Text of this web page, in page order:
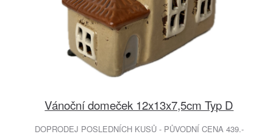
Vánoční domeček 12x13x7,5cm Typ D
DOPRODEJ POSLEDNÍCH KUSŮ - PŮVODNÍ CENA 439.-